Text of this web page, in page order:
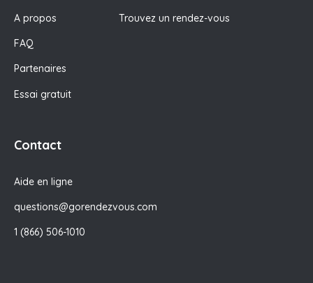
A propos
FAQ
Partenaires
Essai gratuit
Trouvez un rendez-vous
Contact
Aide en ligne
questions@gorendezvous.com
1 (866) 506-1010